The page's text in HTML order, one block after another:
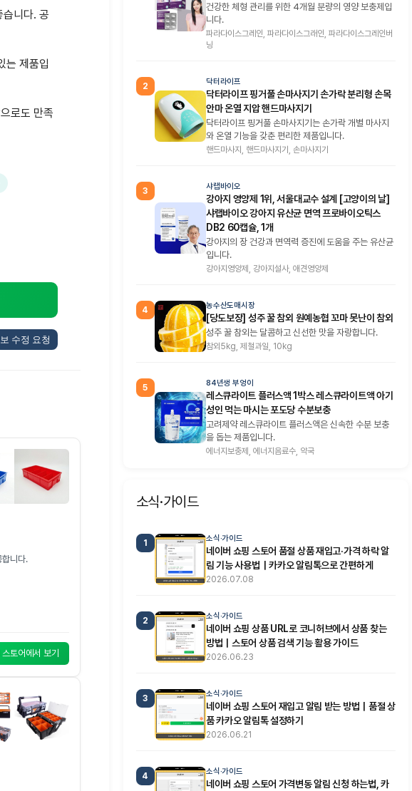
니다. 공
는 제품입
로도 만족
수정 요청
니다.
토어에서 보기
건강한 체형 관리를 위한 4개월 분량의 영양 보충제입
니다.
파라다이스그레인, 파라다이스그래인, 파라다이스그레인버
닝
2 닥터라이프
닥터라이프 핑거풀 손마사지기 손가락 분리형 손목
안마 온열 지압 핸드마사지기
닥터라이프 핑거풀 손마사지기는 손가락 개별 마사지
와 온열 기능을 갖춘 편리한 제품입니다.
핸드마사지, 핸드마사지기, 손마사지기
3 샤랩바이오
강아지 영양제 1위, 서울대교수 설계 [고양이의 날]
샤랩바이오 강아지 유산균 면역 프로바이오틱스
DB2 60캡슐, 1개
강아지의 장 건강과 면역력 증진에 도움을 주는 유산균
입니다.
강아지영양제, 강아지설사, 애견영양제
4 농수산도매시장
[당도보장] 성주 꿀 참외 원예농협 꼬마 못난이 참외
성주 꿀 참외는 달콤하고 신선한 맛을 자랑합니다.
참외5kg, 제철과일, 10kg
5 84년생 부엉이
레스큐라이트 플러스액 1박스 레스큐라이트액 아기
성인 먹는 마시는 포도당 수분보충
고려제약 레스큐라이트 플러스액은 신속한 수분 보충
을 돕는 제품입니다.
에너지보충제, 에너지음료수, 약국
소식·가이드
1 소식·가이드
네이버 쇼핑 스토어 품절 상품 재입고·가격 하락 알
림 기능 사용법｜카카오 알림톡으로 간편하게
2026.07.08
2 소식·가이드
네이버 쇼핑 상품 URL로 코니허브에서 상품 찾는
방법｜스토어 상품 검색 기능 활용 가이드
2026.06.23
3 소식·가이드
네이버 쇼핑 스토어 재입고 알림 받는 방법｜품절 상
품 카카오 알림톡 설정하기
2026.06.21
4 소식·가이드
네이버 쇼핑 스토어 가격변동 알림 신청 하는법, 카